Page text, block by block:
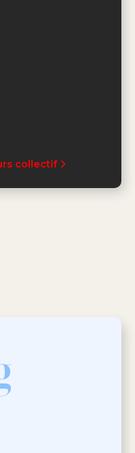
collectif